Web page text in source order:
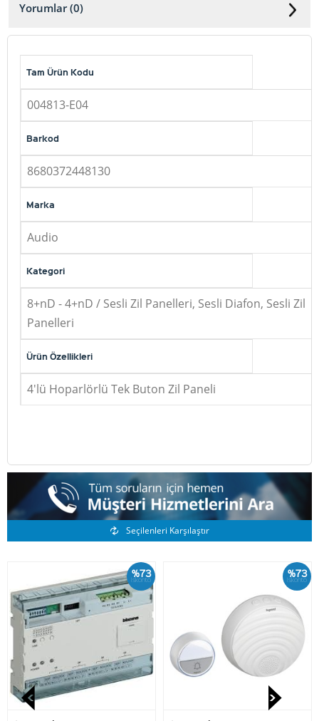
Yorumlar (0)
Tam Ürün Kodu
004813-E04
Barkod
8680372448130
Marka
Audio
Kategori
8+nD - 4+nD / Sesli Zil Panelleri, Sesli Diafon, Sesli Zil
Panelleri
Ürün Özellikleri
4'lü Hoparlörlü Tek Buton Zil Paneli
Benzer Ürünler
Seçilenleri Karşılaştır
%73
İskonto %73
İskonto